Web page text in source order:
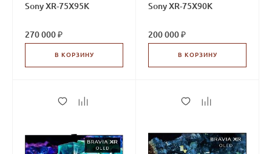
Sony XR-75X95K
270 000 ₽
В КОРЗИНУ
Sony XR-75X90K
200 000 ₽
В КОРЗИНУ